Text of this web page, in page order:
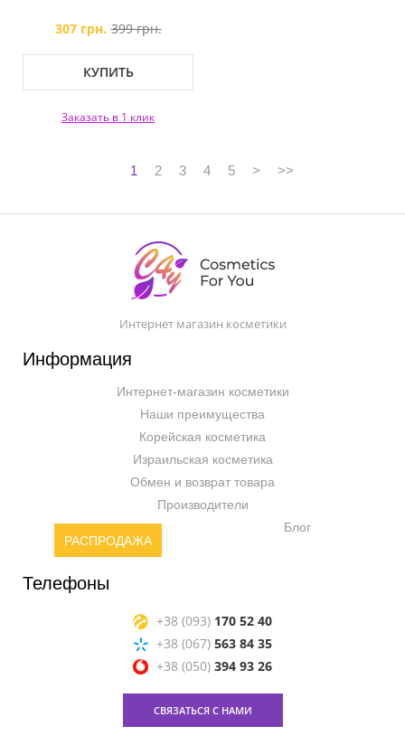
307 грн. 399 грн.
КУПИТЬ
Заказать в 1 клик
1 2 3 4 5 > >>
Интернет магазин косметики
Информация
Интернет-магазин косметики
Наши преимущества
Корейская косметика
Израильская косметика
Обмен и возврат товара
Производители
РАСПРОДАЖА
Блог
Телефоны
+38 (093) 170 52 40
+38 (067) 563 84 35
+38 (050) 394 93 26
СВЯЗАТЬСЯ С НАМИ